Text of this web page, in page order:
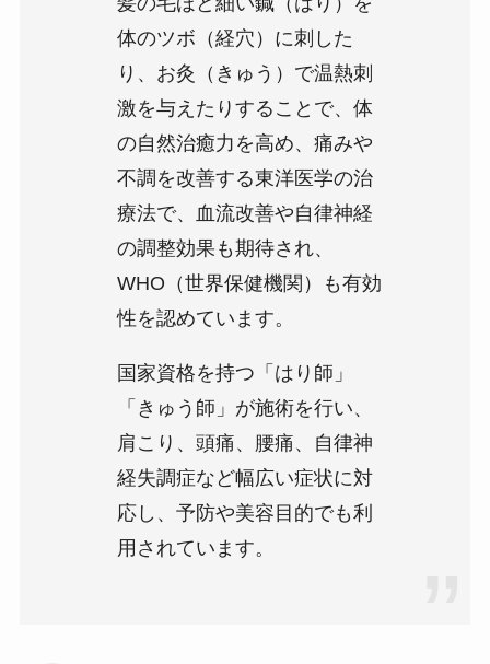
体のツボ（経穴）に刺した
り、お灸（きゅう）で温熱刺
激を与えたりすることで、体
の自然治癒力を高め、痛みや
不調を改善する東洋医学の治
療法で、血流改善や自律神経
の調整効果も期待され、
WHO（世界保健機関）も有効
性を認めています。
国家資格を持つ「はり師」
「きゅう師」が施術を行い、
肩こり、頭痛、腰痛、自律神
経失調症など幅広い症状に対
応し、予防や美容目的でも利
用されています。